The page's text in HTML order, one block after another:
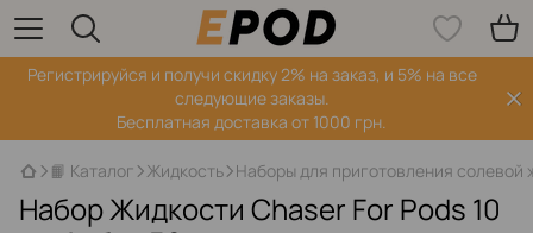
Регистрируйся‌ и получи скидку 2% на заказ, и 5% на все
следующие заказы.
Бесплатная доставка от 1000 грн.
📙 Каталог Жидкость Наборы для приготовления солевой
Набор Жидкости Chaser For Pods 10